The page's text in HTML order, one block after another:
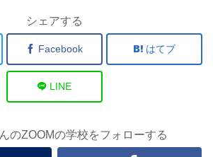
シェアする
Facebook はてブ
LINE
のZOOMの学校をフォローする